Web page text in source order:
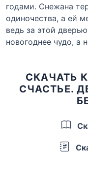
годами. Снежана
одиночества, а ей
ведь за этой
новогоднее чудо, а
СКАЧАТЬ
СЧАСТЬЕ.